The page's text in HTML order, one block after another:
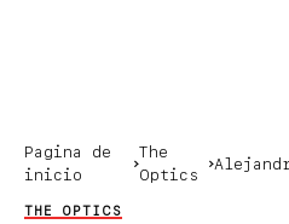
Pagina de
inicio
The
Optics
THE OPTICS